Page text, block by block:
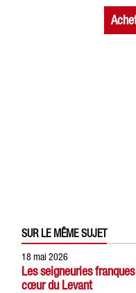
SUR LE MÊME SUJET
18 mai 2026
Les seigneuries
cœur du Levant